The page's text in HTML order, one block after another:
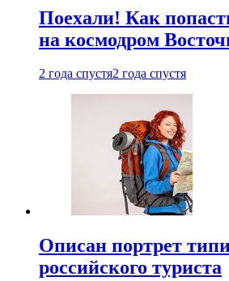
Поехали! Как
на космодром
2 года спустя2 года спустя
Описан портрет
российского туриста